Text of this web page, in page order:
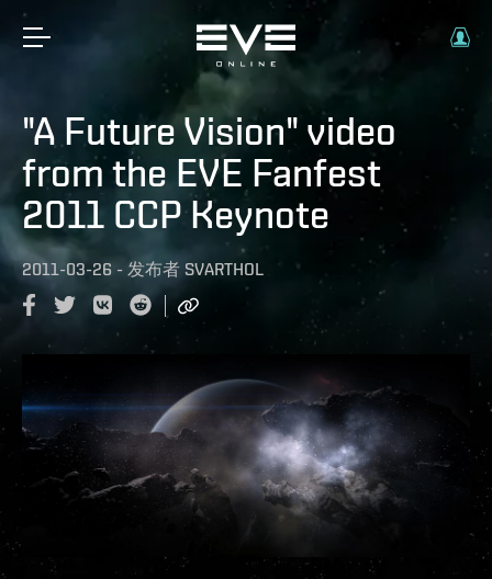
"A Future Vision" video
from the EVE Fanfest
2011 CCP Keynote
2011-03-26 - 发布者 SVARTHOL